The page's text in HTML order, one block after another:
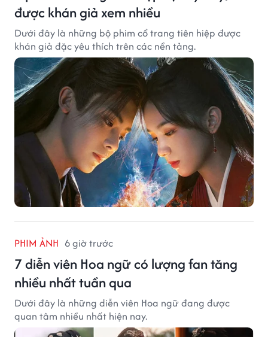
được khán giả xem nhiều
Dưới đây là những bộ phim cổ trang tiên hiệp được
khán giả đặc yêu thích trên các nền tảng.
PHIM ẢNH 6 giờ trước
7 diễn viên Hoa ngữ có lượng fan tăng
nhiều nhất tuần qua
Dưới đây là những diễn viên Hoa ngữ đang được
quan tâm nhiều nhất hiện nay.